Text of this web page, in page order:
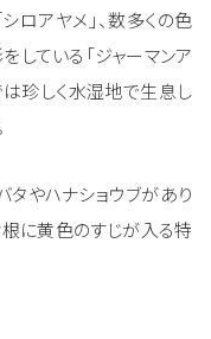
ロアヤメ」、数多くの色
している「ジャーマンア
は珍しく水湿地で生息し
タやハナショウブがあり
根に黄色のすじが入る特